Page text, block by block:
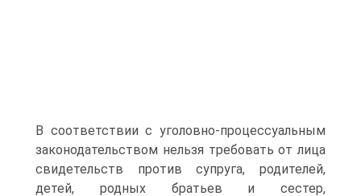
В соответствии с уголовно-процессуальным
законодательством нельзя требовать от лица
свидетельств против супруга, родителей,
детей, родных братьев и сестер,